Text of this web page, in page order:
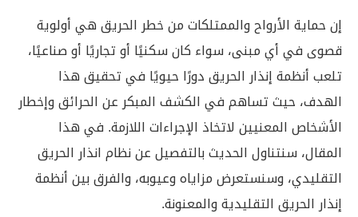
إن حماية الأرواح والممتلكات من خطر الحريق هي أولوية
قصوى في أي مبنى، سواء كان سكنيًا أو تجاريًا أو صناعيًا،
تلعب أنظمة إنذار الحريق دورًا حيويًا في تحقيق هذا
الهدف، حيث تساهم في الكشف المبكر عن الحرائق وإخطار
الأشخاص المعنيين لاتخاذ الإجراءات اللازمة. في هذا
المقال، سنتناول الحديث بالتفصيل عن نظام انذار الحريق
التقليدي، وسنستعرض مزاياه وعيوبه، والفرق بين أنظمة
إنذار الحريق التقليدية والمعنونة.